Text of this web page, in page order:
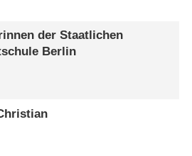
der Staatlichen
Berlin